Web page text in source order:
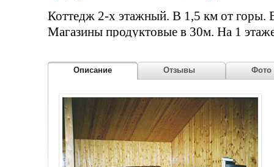
Коттедж 2-х этажный. В 1,5 км от горы.
Магазины продуктовые в 30м. На 1
от мягких уголков + 2
телевидение. Ещё три комнаты, все
полуторки. Вторая: раскладывающийся
расклад, в третьей двухспальная
отдыха из мягкого уголка, телевизор,
умывальник. Комнат : 3 раздельные. В
уголок: диван и 2 кресла расклад.,
Описание Отзывы Фото